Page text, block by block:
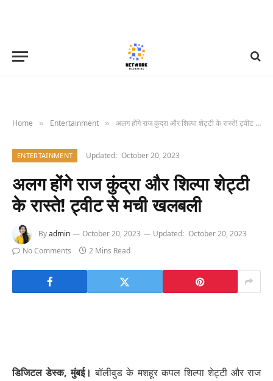
Home » Entertainment » अलग होंगे राज कुंद्रा और शिल्पा शेट्टी के रास्ते! ट्वीट से मची खलबली
ENTERTAINMENT Updated: October 20, 2023
अलग होंगे राज कुंद्रा और शिल्पा शेट्टी
के रास्ते! ट्वीट से मची खलबली
Byadmin October 20, 2023 Updated: October 20, 2023
No Comments
2 Mins Read
डिजिटल डेस्क, मुंबई। बॉलीवुड के मशहूर कपल शिल्पा शेट्टी और राज